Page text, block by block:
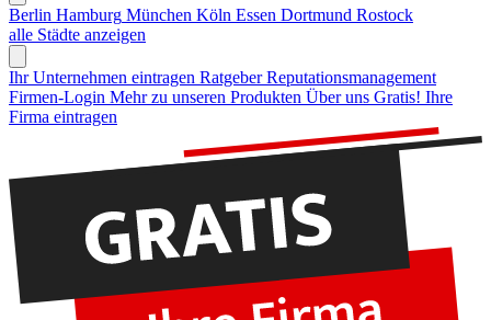
Berlin Hamburg München Köln Essen Dortmund Rostock
alle Städte anzeigen
Ihr Unternehmen eintragen Ratgeber Reputationsmanagement
Firmen-Login Mehr zu unseren Produkten Über uns Gratis! Ihre
Firma eintragen